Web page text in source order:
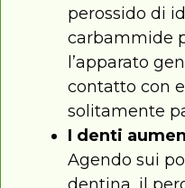
perossido di
carbammide
l’apparato
contatto con
solitamente
I denti
Agendo sui